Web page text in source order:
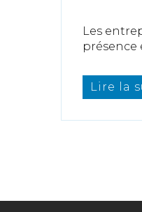
Les
présence
Lire la